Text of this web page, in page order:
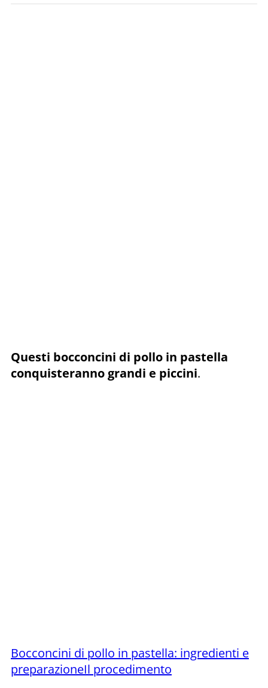
Questi bocconcini di pollo in pastella
conquisteranno grandi e piccini.
Bocconcini di pollo in pastella: ingredienti e
preparazioneIl procedimento